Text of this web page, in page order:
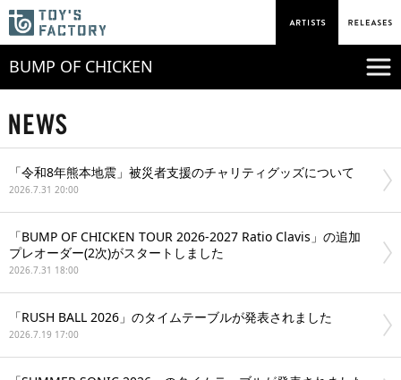
BUMP OF CHICKEN
「令和8年熊本地震」被災者支援のチャリティグッズについて
2026.7.31 20:00
「BUMP OF CHICKEN TOUR 2026-2027 Ratio Clavis」の追加
プレオーダー(2次)がスタートしました
2026.7.31 18:00
「RUSH BALL 2026」のタイムテーブルが発表されました
2026.7.19 17:00